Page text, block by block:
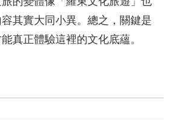
其實大同小異。總之，關鍵是
真正體驗這裡的文化底蘊。